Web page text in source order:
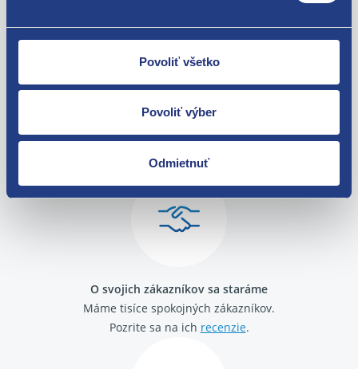
Povoliť všetko
Povoliť výber
Odmietnuť
Nie ste spokojní? Vyriešime to!
Tovar môžete vrátiť do 60 dní od
zakúpenia. Alebo vám pošleme náhradu.
O svojich zákazníkov sa staráme
Máme tisíce spokojných zákazníkov.
Pozrite sa na ich recenzie.